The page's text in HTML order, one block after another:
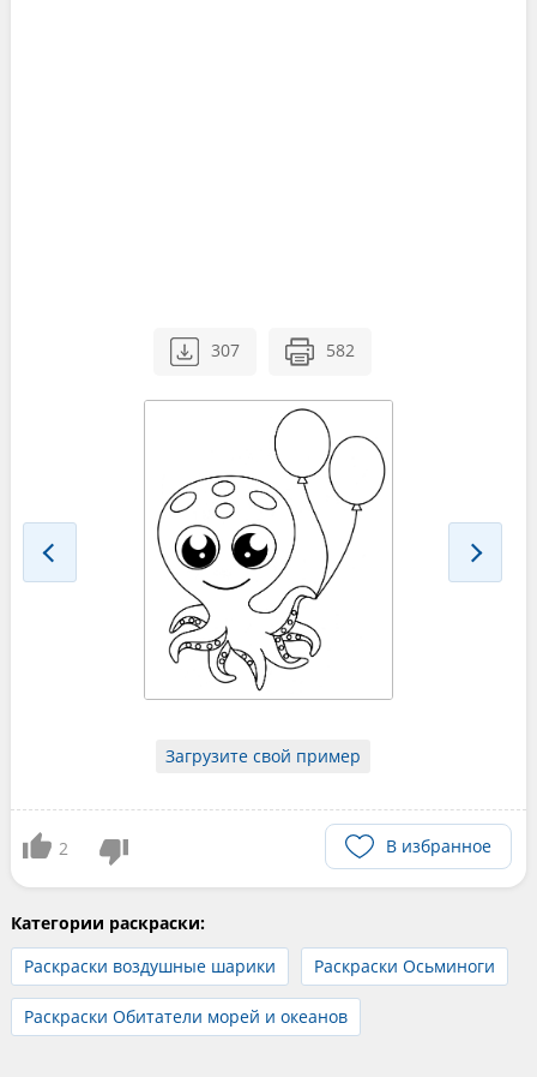
307 582
Загрузите свой пример
2 В избранное
Категории раскраски:
Раскраски воздушные шарики
Раскраски Осьминоги
Раскраски Обитатели морей и океанов